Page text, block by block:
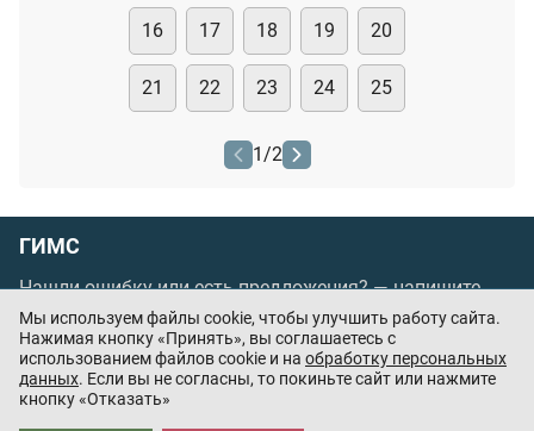
16 17 18 19 20
21 22 23 24 25
1 /2
ГИМС
Нашли ошибку или есть предложения? —напишите
нам
Порядок проведения оплаты по банковским
картам/Цены/Оферта
Приложения партнёров:
Мы используем файлы cookie, чтобы улучшить работу сайта.
Нажимая кнопку «Принять», вы соглашаетесь с
использованием файлов cookie и на обработку персональных
данных. Если вы не согласны, то покиньте сайт или нажмите
кнопку «Отказать»